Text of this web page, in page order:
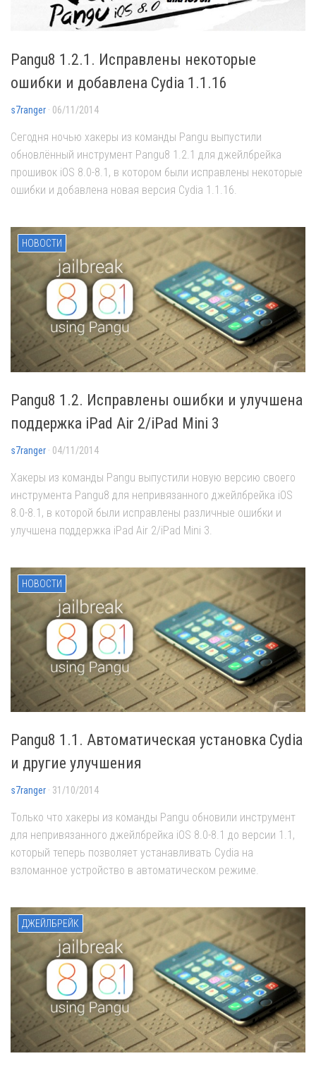
Pangu8 1.2.1. Исправлены некоторые
ошибки и добавлена Cydia 1.1.16
s7ranger · 06/11/2014
Сегодня ночью хакеры из команды Pangu выпустили
обновлённый инструмент Pangu8 1.2.1 для джейлбрейка
прошивок iOS 8.0-8.1, в котором были исправлены некоторые
ошибки и добавлена новая версия Cydia 1.1.16.
НОВОСТИ
Pangu8 1.2. Исправлены ошибки и улучшена
поддержка iPad Air 2/iPad Mini 3
s7ranger · 04/11/2014
Хакеры из команды Pangu выпустили новую версию своего
инструмента Pangu8 для непривязанного джейлбрейка iOS
8.0-8.1, в которой были исправлены различные ошибки и
улучшена поддержка iPad Air 2/iPad Mini 3.
НОВОСТИ
Pangu8 1.1. Автоматическая установка Cydia
и другие улучшения
s7ranger · 31/10/2014
Только что хакеры из команды Pangu обновили инструмент
для непривязанного джейлбрейка iOS 8.0-8.1 до версии 1.1,
который теперь позволяет устанавливать Cydia на
взломанное устройство в автоматическом режиме.
ДЖЕЙЛБРЕЙК